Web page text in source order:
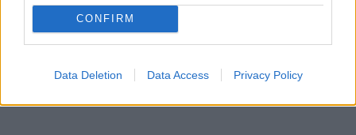
CONFIRM
Data Deletion Data Access Privacy Policy